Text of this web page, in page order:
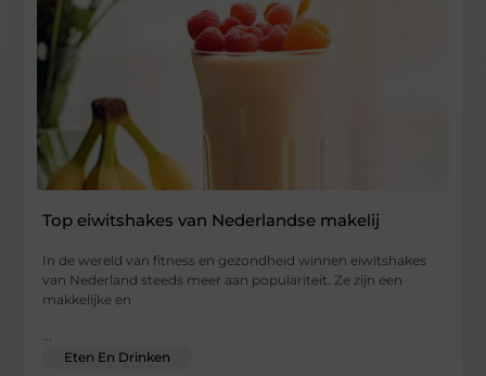
Top eiwitshakes van Nederlandse makelij
In de wereld van fitness en gezondheid winnen eiwitshakes
van Nederland steeds meer aan populariteit. Ze zijn een
makkelijke en
Eten En Drinken